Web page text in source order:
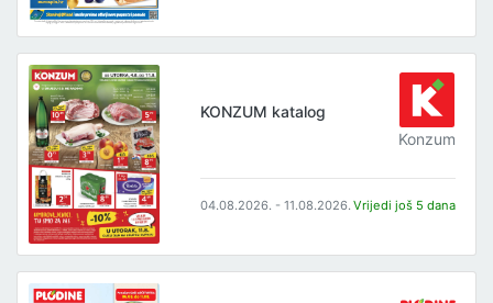
KONZUM katalog
Konzum
04.08.2026. - 11.08.2026. Vrijedi još 5 dana